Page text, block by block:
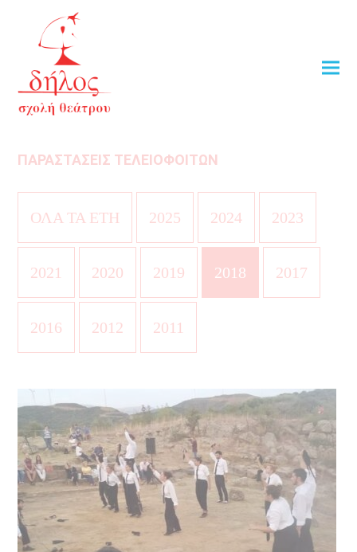
ΠΑΡΑΣΤΑΣΕΙΣ ΤΕΛΕΙΟΦΟΙΤΩΝ
ΟΛΑ ΤΑ ΕΤΗ 2025 2024 2023
2021 2020 2019 2018 2017
2016 2012 2011